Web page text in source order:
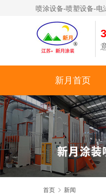
喷涂设备-喷塑设备-电
新月首页
首页 新闻